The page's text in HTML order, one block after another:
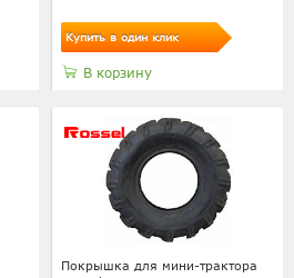
Купить в один клик
В корзину
Покрышка для мини-трактора